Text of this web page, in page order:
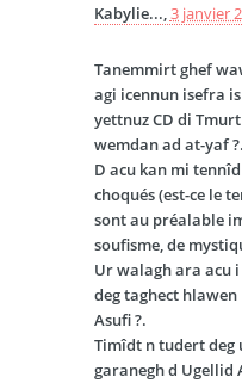
Kabylie...,3 janvier
Tanemmirt ghef
agi icennun isefra
yettnuz CD di
wemdan ad at-yaf ?.
D acu kan mi
choqués (est-ce le
sont au préalable
soufisme, de
Ur walagh ara acu
deg taghect
Asufi ?.
Timîdt n tudert deg
garanegh d Ugellid